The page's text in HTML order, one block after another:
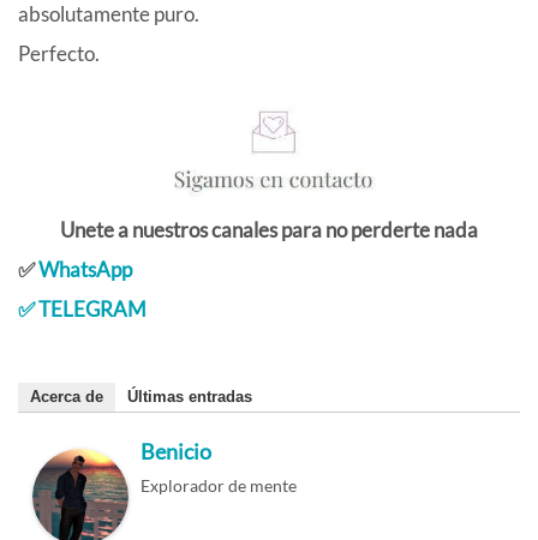
absolutamente puro.
Perfecto.
Unete a nuestros canales para no perderte nada
✅WhatsApp
✅TELEGRAM
Acerca de Últimas entradas
Benicio
Explorador de mente